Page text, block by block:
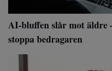
AI-bluffen slår mot äldre
stoppa bedragaren